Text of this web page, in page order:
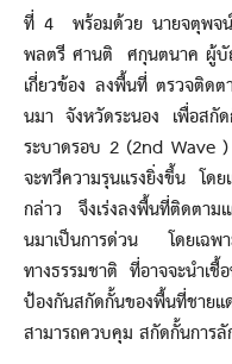
ที่ 4 พร้อมด้วย นายจตุพจน์
พลตรี ศานติ ศกุนตนาค ผู้บั
เกี่ยวข้อง ลงพื้นที่ ตรวจติดต
นมา จังหวัดระนอง เพื่อสกั
ระบาดรอบ 2 (2nd Wave )
จะทวีความรุนแรงยิ่งขึ้น โ
กล่าว จึงเร่งลงพื้นที่ติดตาม
นมาเป็นการด่วน โดยเฉพา
ทางธรรมชาติ ที่อาจจะนำเชื้
ป้องกันสกัดกั้นของพื้นที่ชา
สามารถควบคุม สกัดกั้นการลั